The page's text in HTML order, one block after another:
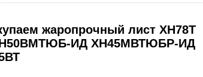
жаропрочный лист ХН78Т
ИД ХН45МВТЮБР-ИД